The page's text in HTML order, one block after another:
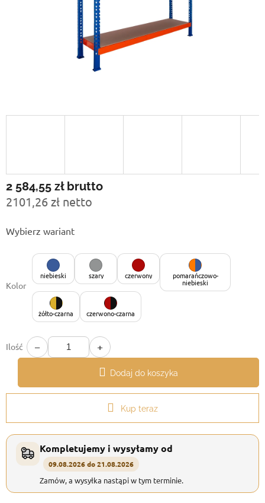
2 584,55 zł brutto
2101,26 zł netto
jednostkowa:
Wybierz wariant
Kolor
niebieski szary czerwony pomarańczowo-
niebieski
żółto-czarna czerwono-czarna
Ilość − +
Dodaj do koszyka
Kup teraz
Kompletujemy i wysyłamy od
09.08.2026 do 21.08.2026
Zamów, a wysyłka nastąpi w tym terminie.